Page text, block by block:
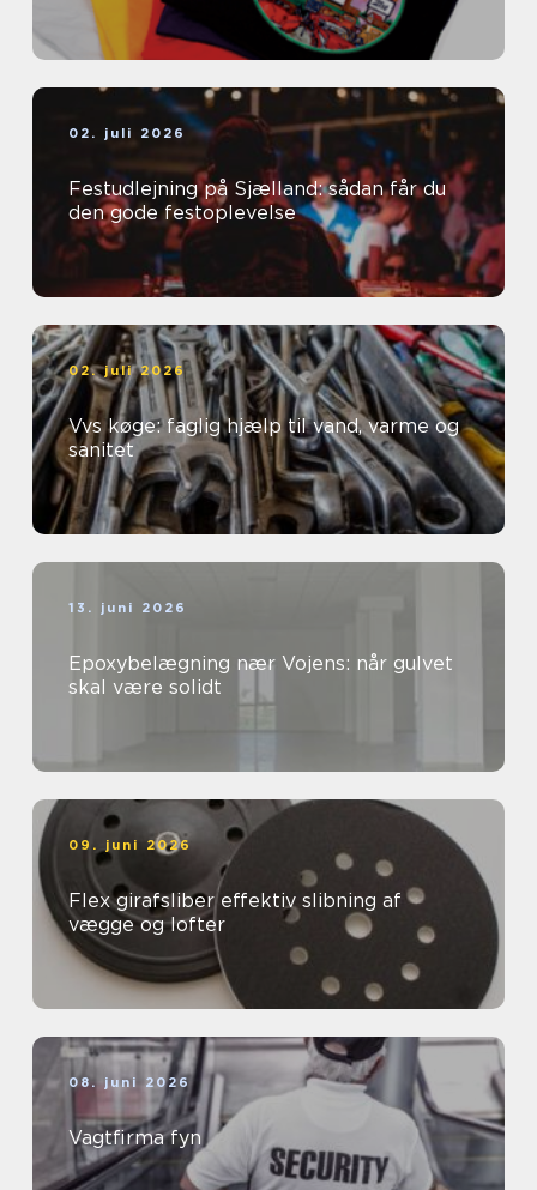
02. juli 2026
Festudlejning på Sjælland: sådan får du
den gode festoplevelse
02. juli 2026
Vvs køge: faglig hjælp til vand, varme og
sanitet
13. juni 2026
Epoxybelægning nær Vojens: når gulvet
skal være solidt
09. juni 2026
Flex girafsliber effektiv slibning af
vægge og lofter
08. juni 2026
Vagtfirma fyn